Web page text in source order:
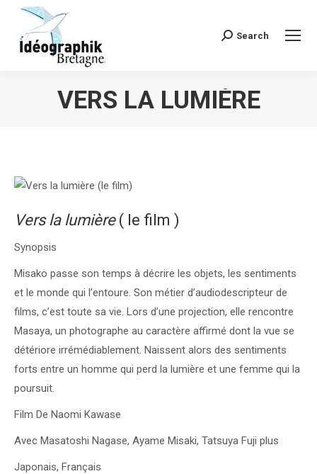
Recherche
Search
VERS LA LUMIÈRE
Vers la lumière( le film )
Synopsis
Misako passe son temps à décrire les objets, les sentiments
et le monde qui l’entoure. Son métier d’audiodescripteur de
films, c’est toute sa vie. Lors d’une projection, elle rencontre
Masaya, un photographe au caractère affirmé dont la vue se
détériore irrémédiablement. Naissent alors des sentiments
forts entre un homme qui perd la lumière et une femme qui la
poursuit.
Film De Naomi Kawase
Avec Masatoshi Nagase, Ayame Misaki, Tatsuya Fuji plus
Japonais, Français